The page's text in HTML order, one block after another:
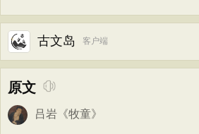
古文岛 客户端
原文
吕岩 《牧童》